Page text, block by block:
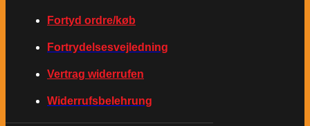
Fortyd ordre/køb
Fortrydelsesvejledning
Vertrag widerrufen
Widerrufsbelehrung